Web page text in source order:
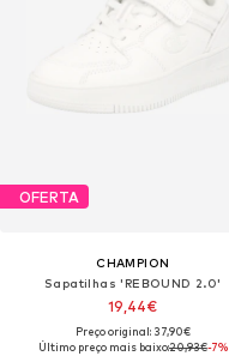
OFERTA
CHAMPION
Sapatilhas 'REBOUND 2.0'
19,44€
Preço original: 37,90€
Último preço mais baixo:20,93€-7%